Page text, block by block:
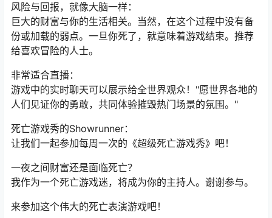
风险与回报，就像大脑一样：
巨大的财富与你的生活相关。当然，在这个过程中没有备
份或加载的弱点。一旦你死了，就意味着游戏结束。推荐
给喜欢冒险的人士。
非常适合直播：
游戏中的实时聊天可以展示给全世界观众！"愿世界各地的
人们见证你的勇敢，共同体验摧毁热门场景的氛围。"
死亡游戏秀的Showrunner：
让我们一起参加每周一次的《超级死亡游戏秀》吧！
一夜之间财富还是面临死亡？
我作为一个死亡游戏迷，将成为你的主持人。谢谢参与。
来参加这个伟大的死亡表演游戏吧！